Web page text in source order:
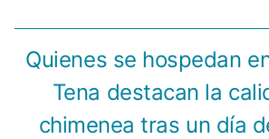
Quienes se hospedan
Tena destacan la
chimenea tras un día